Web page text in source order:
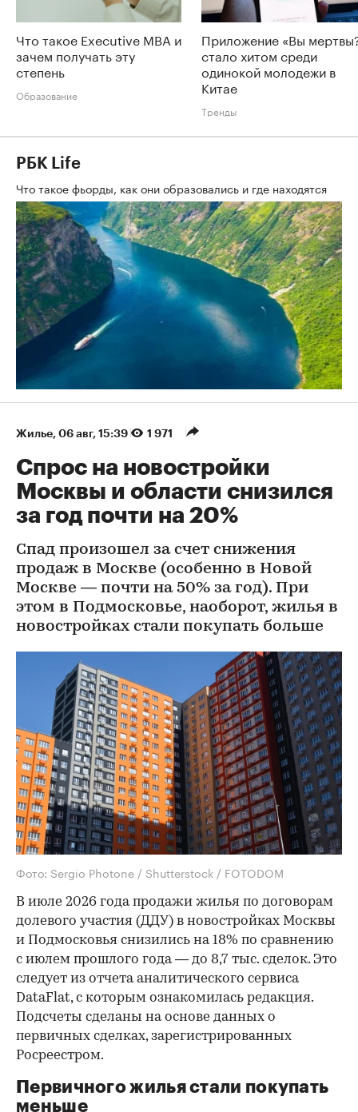
Что такое Executive MBA и
зачем получать эту
степень
Образование
Приложение «Вы
стало хитом среди
одинокой молодежи в
Китае
Тренды
РБК Life
Что такое фьорды, как они образовались и где находятся
Жилье 06 авг, 15:39 1 971
Спрос на новостройки
Москвы и области снизился
за год почти на 20%
Спад произошел за счет снижения
продаж в Москве (особенно в Новой
Москве — почти на 50% за год). При
этом в Подмосковье, наоборот, жилья в
новостройках стали покупать больше
Фото: Sergio Photone / Shutterstock / FOTODOM
В июле 2026 года продажи жилья по договорам
долевого участия (ДДУ) в новостройках Москвы
и Подмосковья снизились на 18% по сравнению
с июлем прошлого года — до 8,7 тыс. сделок. Это
следует из отчета аналитического сервиса
DataFlat, с которым ознакомилась редакция.
Подсчеты сделаны на основе данных о
первичных сделках, зарегистрированных
Росреестром.
Первичного жилья стали покупать
меньше